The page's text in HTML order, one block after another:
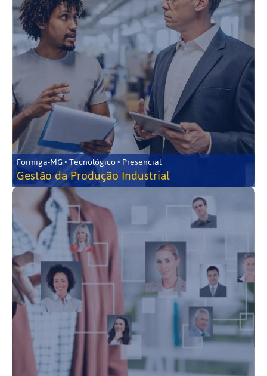
Formiga-MG • Tecnológico • Presencial
Gestão da Produção Industrial